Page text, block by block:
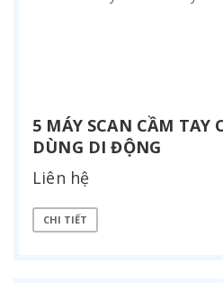
5 MÁY SCAN CẦM TAY
DÙNG DI ĐỘNG
Liên hệ
CHI TIẾT